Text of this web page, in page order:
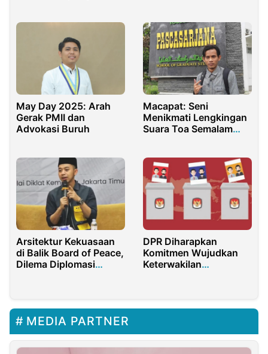
May Day 2025: Arah
Gerak PMII dan
Advokasi Buruh
Macapat: Seni
Menikmati Lengkingan
Suara Toa Semalam
Arsitektur Kekuasaan
di Balik Board of Peace,
Dilema Diplomasi
DPR Diharapkan
Komitmen Wujudkan
Keterwakilan
MEDIA PARTNER